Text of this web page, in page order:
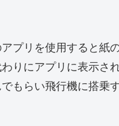
プリを使用すると紙
りにアプリに表示さ
もらい飛行機に搭乗